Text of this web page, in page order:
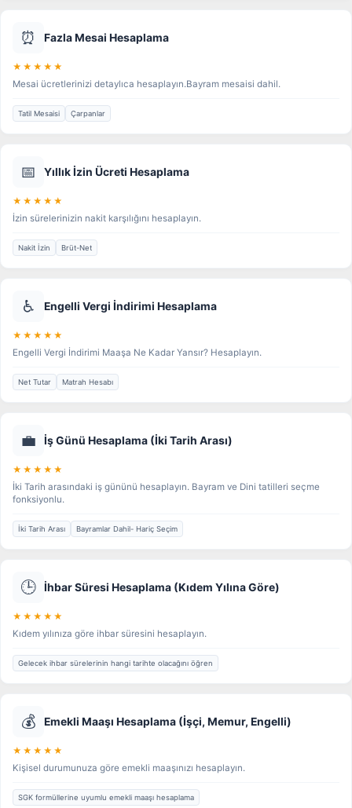
⏰ Fazla Mesai Hesaplama
★★★★★
Mesai ücretlerinizi detaylıca hesaplayın.Bayram mesaisi dahil.
Tatil Mesaisi Çarpanlar
📅 Yıllık İzin Ücreti Hesaplama
★★★★★
İzin sürelerinizin nakit karşılığını hesaplayın.
Nakit İzin Brüt-Net
♿ Engelli Vergi İndirimi Hesaplama
★★★★★
Engelli Vergi İndirimi Maaşa Ne Kadar Yansır? Hesaplayın.
Net Tutar Matrah Hesabı
💼 İş Günü Hesaplama (İki Tarih Arası)
★★★★★
İki Tarih arasındaki iş gününü hesaplayın. Bayram ve Dini tatilleri seçme
fonksiyonlu.
İki Tarih Arası Bayramlar Dahil- Hariç Seçim
🕒 İhbar Süresi Hesaplama (Kıdem Yılına Göre)
★★★★★
Kıdem yılınıza göre ihbar süresini hesaplayın.
Gelecek ihbar sürelerinin hangi tarihte olacağını öğren
💰 Emekli Maaşı Hesaplama (İşçi, Memur, Engelli)
★★★★★
Kişisel durumunuza göre emekli maaşınızı hesaplayın.
SGK formüllerine uyumlu emekli maaşı hesaplama